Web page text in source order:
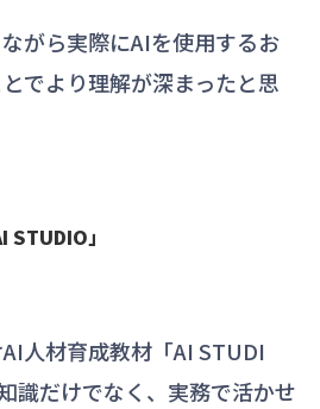
ながら実際にAIを使用するお
でより理解が深まったと思
STUDIO」
人材育成教材「AI STUDI
識だけでなく、実務で活かせ